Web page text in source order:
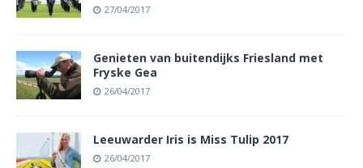
27/04/2017
Genieten van buitendijks Friesland met
Fryske Gea
26/04/2017
Leeuwarder Iris is Miss Tulip 2017
26/04/2017